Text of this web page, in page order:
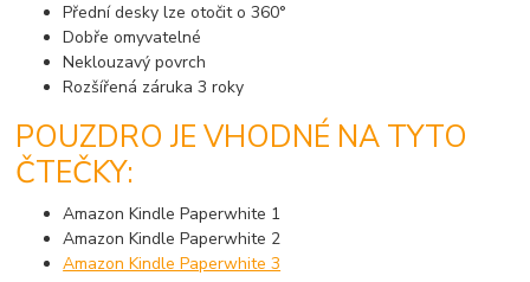
Přední desky lze otočit o 360°
Dobře omyvatelné
Neklouzavý povrch
Rozšířená záruka 3 roky
POUZDRO JE VHODNÉ NA TYTO
ČTEČKY:
Amazon Kindle Paperwhite 1
Amazon Kindle Paperwhite 2
Amazon Kindle Paperwhite 3